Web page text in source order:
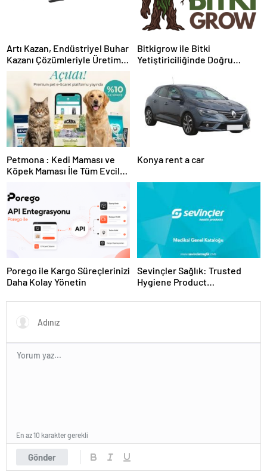
Artı Kazan, Endüstriyel Buhar
Kazanı Çözümleriyle Üretim
Tesislerine Verimli Sistemler
Sunuyor
Bitkigrow ile Bitki
Yetiştiriciliğinde Doğru
Petmona : Kedi Maması ve
Köpek Maması İle Tüm Evcil
Konya rent a car
Porego ile Kargo Süreçlerinizi
Daha Kolay Yönetin
Sevinçler Sağlık: Trusted
Hygiene Product
Gönder
En az 10 karakter gerekli